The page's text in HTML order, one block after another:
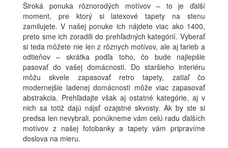
Široká ponuka rôznorodých motívov – to je ďalší
moment, pre ktorý si latexové tapety na stenu
zamilujete. V našej ponuke ich nájdete viac ako 1400,
preto sme ich zoradili do prehľadných kategórií. Vyberať
si teda môžete nie len z rôznych motívov, ale aj farieb a
odtieňov – skrátka podľa toho, čo bude najlepšie
pasovať do vašej domácnosti. Do staršieho interiéru
môžu skvele zapasovať retro tapety, zatiaľ čo
modernejšie ladenej domácnosti môže viac zapasovať
abstrakcia. Prehľadajte však aj ostatné kategórie, aj v
nich sa totiž dajú nájsť ozajstné skvosty. Ak by ste si
predsa len nevybrali, ponúkneme vám celú radu ďalších
motívov z našej fotobanky a tapety vám pripravíme
doslova na mieru.